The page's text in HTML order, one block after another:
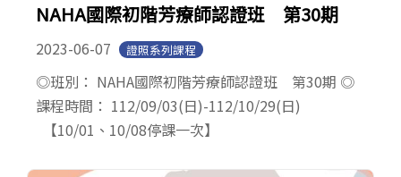
NAHA國際初階芳療師認證班 第30期
2023-06-07 證照系列課程
◎班別： NAHA國際初階芳療師認證班 第30期 ◎
課程時間： 112/09/03(日)-112/10/29(日)
【10/01、10/08停課一次】